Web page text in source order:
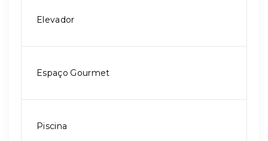
Elevador
Espaço Gourmet
Piscina